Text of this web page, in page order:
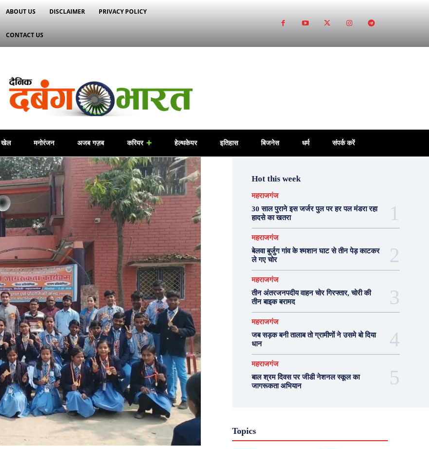
ABOUT US DISCLAIMER PRIVACY POLICY
CONTACT US
खेल मनोरंजन अजब गज़ब करियर हेल्थकेयर इतिहास बिजनेस धर्म संपर्क करें
Hot this week
महराजगंज
30 साल पुराने इस जर्जर पुल पर हर पल मंडरा रहा
हादसे का खतरा
महराजगंज
बेलवा बुर्जुग गांव के श्मशान घाट से तीन पेड़ काटकर
ले गए चोर
महराजगंज
तीन अंतरजनपदीय वाहन चोर गिरफ्तार, चोरी की
तीन बाइक बरामद
महराजगंज
जब सड़क बनी तालाब तो ग्रामीणों ने उसमे बो दिया
धान
महराजगंज
बाल श्रम दिवस पर जीडी नेशनल स्कूल का
जागरूकता अभियान
Topics